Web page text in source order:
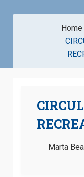
Home
Marta